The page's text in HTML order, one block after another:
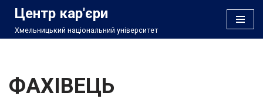
Перейти
Центр кар'єри
Хмельницький національний університет
ФАХІВЕЦЬ